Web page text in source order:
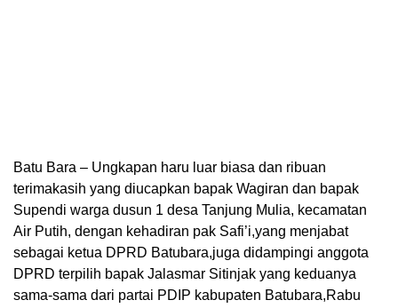
Batu Bara – Ungkapan haru luar biasa dan ribuan
terimakasih yang diucapkan bapak Wagiran dan bapak
Supendi warga dusun 1 desa Tanjung Mulia, kecamatan
Air Putih, dengan kehadiran pak Safi’i,yang menjabat
sebagai ketua DPRD Batubara,juga didampingi anggota
DPRD terpilih bapak Jalasmar Sitinjak yang keduanya
sama-sama dari partai PDIP kabupaten Batubara,Rabu